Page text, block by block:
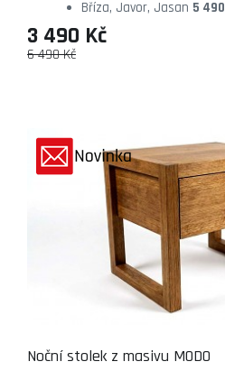
Bříza, Javor, Jasan 5 490
6 490 Kč
3 490 Kč
Noční stolek z masivu MODO